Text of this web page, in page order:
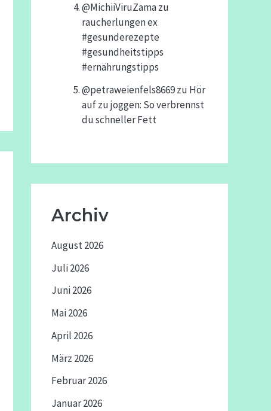
@MichiiViruZamazu
raucherlungen ex
#gesunderezepte
#gesundheitstipps
#ernährungstipps
@petraweienfels8669zu Hör
auf zu joggen: So verbrennst
du schneller Fett
Archiv
August 2026
Juli 2026
Juni 2026
Mai 2026
April 2026
März 2026
Februar 2026
Januar 2026